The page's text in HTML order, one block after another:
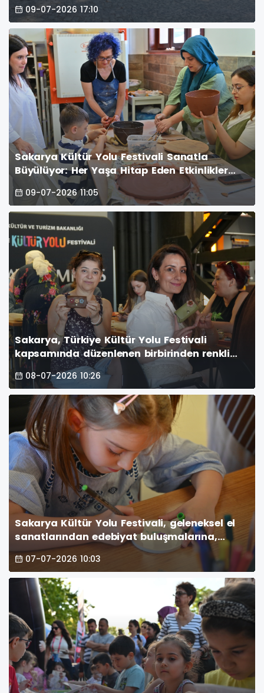
sahipliği yapan yapılarını inceledi. (İŞTE
GÜNÜN ÖNE ÇIKAN FOOĞRAF KARELERİ)
09-07-2026 17:10
Sakarya Kültür Yolu Festivali Sanatla
Büyülüyor: Her Yaşa Hitap Eden Etkinlikler
Yoğun İlgi Görüyor
09-07-2026 11:05
Sakarya, Türkiye Kültür Yolu Festivali
kapsamında düzenlenen birbirinden renkli
etkinliklerle sanatın kalbi olmaya devam
ediyor. (GÜNÜN ÖNE ÇIKAN FOTOĞRAF
KARELERİ )
08-07-2026 10:26
Sakarya Kültür Yolu Festivali, geleneksel el
sanatlarından edebiyat buluşmalarına,
klasik müzik konserlerinden fotoğraf
sergilerine kadar uzanan zengin programıyla
sanatseverlere unutulmaz anlar yaşatıyor.
(GÜNÜN FOTOĞRAF KAR
07-07-2026 10:03